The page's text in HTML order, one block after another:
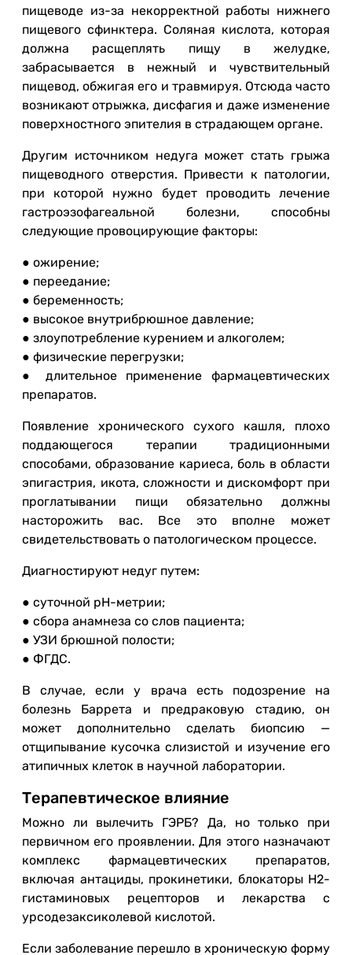
пищеводе из-за некорректной работы нижнего
пищевого сфинктера. Соляная кислота, которая
должна расщеплять пищу в желудке,
забрасывается в нежный и чувствительный
пищевод, обжигая его и травмируя. Отсюда часто
возникают отрыжка, дисфагия и даже изменение
поверхностного эпителия в страдающем органе.
Другим источником недуга может стать грыжа
пищеводного отверстия. Привести к патологии,
при которой нужно будет проводить лечение
гастроэзофагеальной болезни, способны
следующие провоцирующие факторы:
● ожирение;
● переедание;
● беременность;
● высокое внутрибрюшное давление;
● злоупотребление курением и алкоголем;
● физические перегрузки;
● длительное применение фармацевтических
препаратов.
Появление хронического сухого кашля, плохо
поддающегося терапии традиционными
способами, образование кариеса, боль в области
эпигастрия, икота, сложности и дискомфорт при
проглатывании пищи обязательно должны
насторожить вас. Все это вполне может
свидетельствовать о патологическом процессе.
Диагностируют недуг путем:
● суточной pH-метрии;
● сбора анамнеза со слов пациента;
● УЗИ брюшной полости;
● ФГДС.
В случае, если у врача есть подозрение на
болезнь Баррета и предраковую стадию, он
может дополнительно сделать биопсию —
отщипывание кусочка слизистой и изучение его
атипичных клеток в научной лаборатории.
Терапевтическое влияние
Можно ли вылечить ГЭРБ? Да, но только при
первичном его проявлении. Для этого назначают
комплекс фармацевтических препаратов,
включая антациды, прокинетики, блокаторы H2-
гистаминовых рецепторов и лекарства с
урсодезаксиколевой кислотой.
Если заболевание перешло в хроническую форму